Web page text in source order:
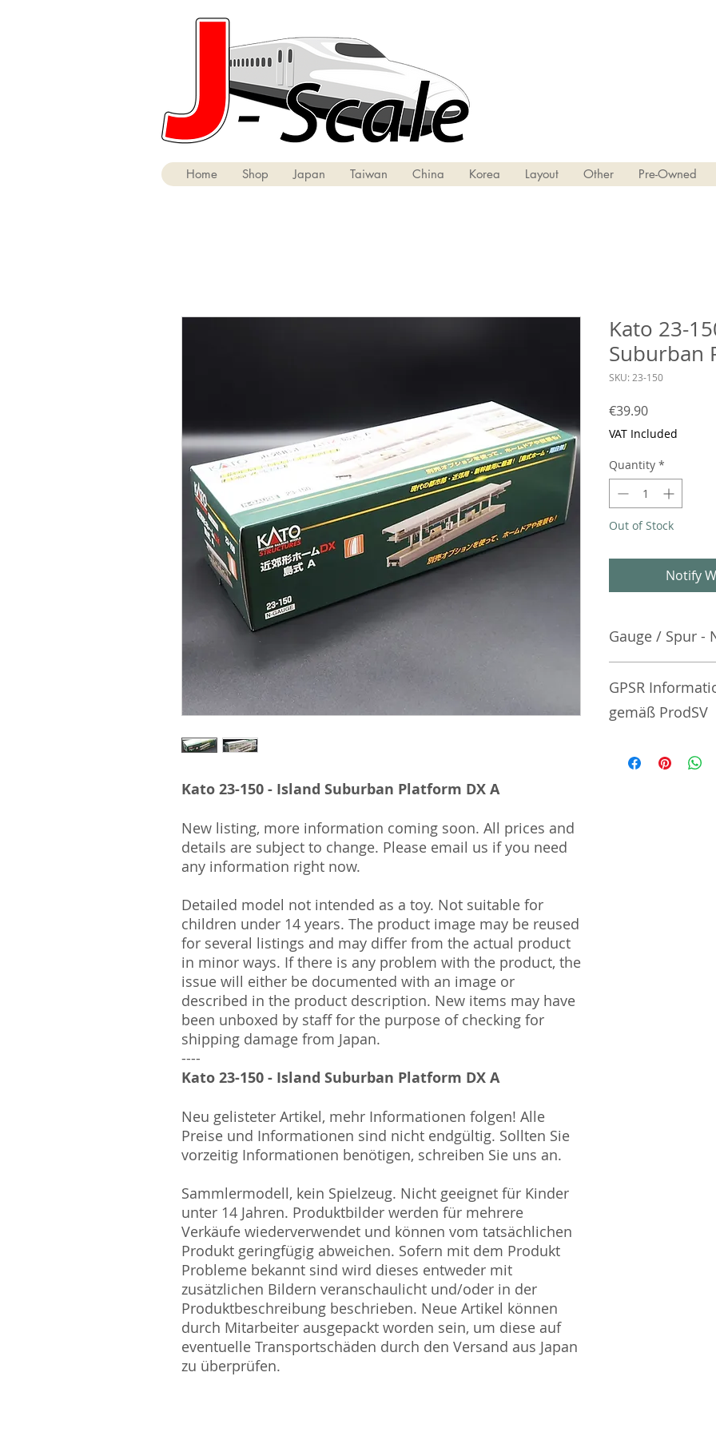
Home Shop Japan Taiwan China Korea Layout Other Pre-Owned
Kato 23-150 - Island Suburban Platform DX A
New listing, more information coming soon. All prices and
details are subject to change. Please email us if you need
any information right now.
Detailed model not intended as a toy. Not suitable for
children under 14 years. The product image may be reused
for several listings and may differ from the actual product
in minor ways. If there is any problem with the product, the
issue will either be documented with an image or
described in the product description. New items may have
been unboxed by staff for the purpose of checking for
shipping damage from Japan.
----
Kato 23-150 - Island Suburban Platform DX A
Neu gelisteter Artikel, mehr Informationen folgen! Alle
Preise und Informationen sind nicht endgültig. Sollten Sie
vorzeitig Informationen benötigen, schreiben Sie uns an.
Sammlermodell, kein Spielzeug. Nicht geeignet für Kinder
unter 14 Jahren. Produktbilder werden für mehrere
Verkäufe wiederverwendet und können vom tatsächlichen
Produkt geringfügig abweichen. Sofern mit dem Produkt
Probleme bekannt sind wird dieses entweder mit
zusätzlichen Bildern veranschaulicht und/oder in der
Produktbeschreibung beschrieben. Neue Artikel können
durch Mitarbeiter ausgepackt worden sein, um diese auf
eventuelle Transportschäden durch den Versand aus Japan
zu überprüfen.
Kato 23-
Suburban
SKU: 23-150
€39.90Price
VAT Included
Quantity *
Out of Stock
Notify
Gauge / Spur -
GPSR
gemäß ProdSV
Manufacturer /